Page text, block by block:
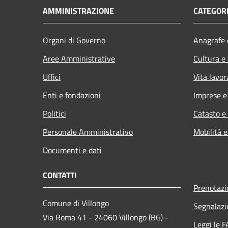
AMMINISTRAZIONE
Organi di Governo
Aree Amministrative
Uffici
Enti e fondazioni
Politici
Personale Amministrativo
Documenti e dati
Cultura
Vita
Imprese
Catasto
Mobilità
CONTATTI
Comune di Villongo
Via Roma 41 - 24060 Villongo (BG) -
Leggi le